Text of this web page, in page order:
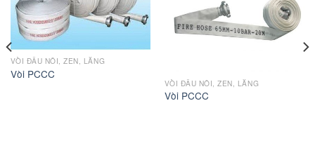
VÒI ĐẤU NỐI, ZEN, LĂNG
Vòi PCCC
VÒI ĐẤU NỐI, ZEN, LĂNG
Vòi PCCC